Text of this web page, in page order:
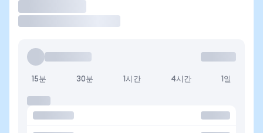
15분 30분 1시간 4시간 1일